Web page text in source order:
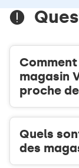
DE
VENTE
MATÉRIAUX
magasin
proche
Quels
des